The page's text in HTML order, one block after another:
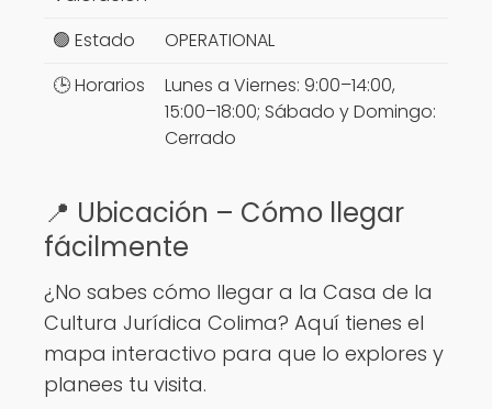
🟢 Estado
OPERATIONAL
🕒 Horarios
Lunes a Viernes: 9:00–14:00,
15:00–18:00; Sábado y Domingo:
Cerrado
📍 Ubicación – Cómo llegar
fácilmente
¿No sabes cómo llegar a la Casa de la
Cultura Jurídica Colima? Aquí tienes el
mapa interactivo para que lo explores y
planees tu visita.